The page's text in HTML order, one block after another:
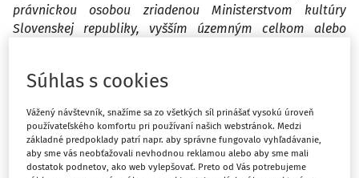
právnickou osobou zriadenou Ministerstvom kultúry
Slovenskej republiky, vyšším územným celkom alebo
alebo viac podmienok podľa § 30 ods. 2."
Bolo by možné organizáciu cestovného ruchu podriadiť
pod písm. c?
Súhlas s cookies
Vážený návštevník, snažíme sa zo všetkých síl prinášať vysokú úroveň
používateľského komfortu pri používaní našich webstránok. Medzi
základné predpoklady patrí napr. aby správne fungovalo vyhľadávanie,
aby sme vás neobťažovali nevhodnou reklamou alebo aby sme mali
dostatok podnetov, ako web vylepšovať. Preto od Vás potrebujeme